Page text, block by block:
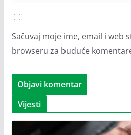
Sačuvaj moje ime, email i web
browseru za buduće
Vijesti